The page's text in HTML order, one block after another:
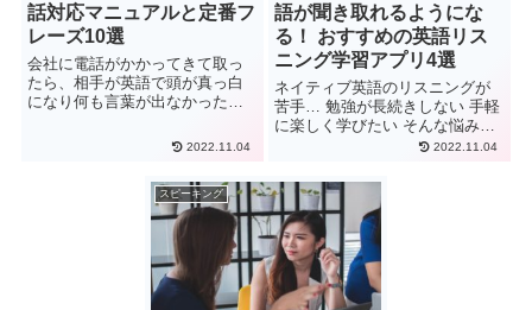
話対応マニュアルと定番フ
レーズ10選
会社に電話がかかってきて取っ
たら、相手が英語で頭が真っ白
になり何も言葉が出なかったこ
でならある程度は英会話できて
も、電話対応が苦手な方もいま
フレーズを押さえておけば、
2022.11.04
語が聞き取れるようにな
る！ おすすめの英語リス
ニング学習アプリ4選
ネイティブ英語のリスニングが
苦手… 勉強が長続きしない 手軽
に楽しく学びたい そんな悩みを
抱えている人多いですよね。 リ
とが一番と言われていますが、
コツコツ続けるのも結構しんど
いですよ...
2022.11.04
スピーキング